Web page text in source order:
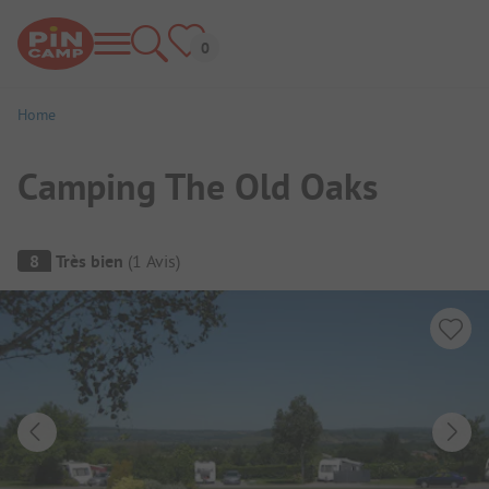
Home
Camping The Old Oaks
Aperçu du camping
8 Très bien (1 Avis)